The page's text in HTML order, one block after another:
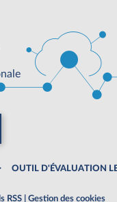
OUTIL D'ÉVALUATION
RSS Gestion des cookies